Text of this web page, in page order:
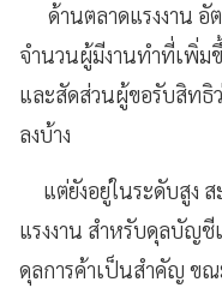
ด้านตลาดแรงงาน อัต
จำนวนผู้มีงานทำที่เพิ่มขึ้
และสัดส่วนผู้ขอรับสิทธิ
ลงบ้าง
แต่ยังอยู่ในระดับสูง ส
แรงงาน สำหรับดุลบัญชี
ดุลการค้าเป็นสำคัญ ขณ